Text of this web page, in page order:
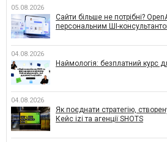
05.08.2026
Сайти більше не потрібні?
персональним ШІ-
04.08.2026
Наймологія: безплатний курс
04.08.2026
Як поєднати стратегію,
Кейс izi та агенції SHOTS